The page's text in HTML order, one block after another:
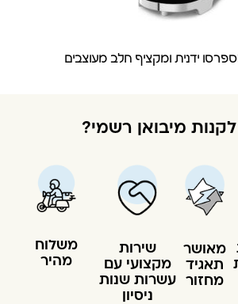
ידנית ומקציף חלב מעוצבים
מיבואן רשמי?
מאושר
תאגיד
מחזור
שירות
מקצועי עם
עשרות שנות
ניסיון
משלוח
מהיר